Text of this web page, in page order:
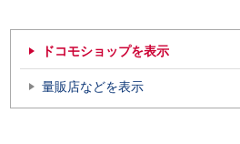
ドコモショップを表示
量販店などを表示